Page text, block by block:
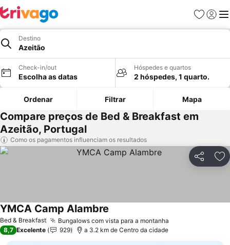
Favoritos
Iniciar
Destino
Azeitão
Check-in/out
Escolha as datas
Hóspedes e quartos
2 hóspedes, 1 quarto.
Ordenar Filtrar Mapa
Compare preços de Bed & Breakfast em
Azeitão, Portugal
Como os pagamentos influenciam os resultados
Partilhar
Bed & Breakfast Bungalows com vista para a montanha
YMCA Camp Alambre
8,7 Excelente 929 a 3.2 km de Centro da cidade